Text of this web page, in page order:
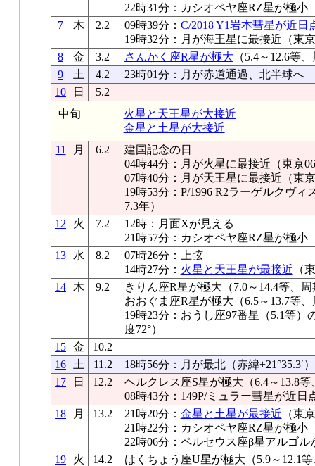
22時31分：カシオペヤ座RZ星が極小
7
木 2.2 09時39分： C/2018 Y1岩本彗星が近日
19時32分：月が海王星に最接近（東京
8
金 3.2 さんかく座R星が極大 （5.4～12.6等
9
土 4.2
23時01分：月が赤道通過、北半球へ
10
日
5.2
中旬
火星と天王星が大接近
金星と土星が大接近
11
月 6.2
建国記念の日
04時44分：月が火星に最接近（東京
07時40分：月が天王星に最接近（東京
19時53分：P/1996 R2ラーゲルクヴ
7.3年）
12
火 7.2
12時：月面Xが見える
21時57分：カシオペヤ座RZ星が極小
13
水 8.2
07時26分：上弦
14時27分： 火星と天王星が最接近 （
14
木 9.2
きりん座R星が極大（7.0～14.4等、周
おおぐま座R星が極大（6.5～13.7等
19時23分：おうし座97番星（5.1等
度72°）
15 金
10.2
16
土 11.2
18時56分：月が最北（赤緯+21°35.3′）
17
日 12.2
ヘルクレス座S星が極大（6.4～13.8等
08時43分：149P/ミュラー彗星が近日
18
月 13.2 21時20分： 金星と土星が最接近 （東
21時22分：カシオペヤ座RZ星が極小
22時06分：ペルセウス座β星アルゴル
19
火 14.2
はくちょう座U星が極大（5.9～12.1